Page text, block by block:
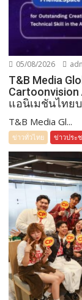
05/08/2026
T&B Media
แอนิเมชันไทย
T&B Media Gl...
ข่าวทั่วไทย ข่าวประ